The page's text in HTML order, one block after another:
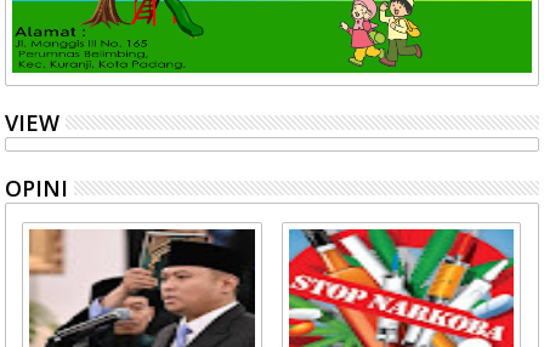
VIEW
OPINI